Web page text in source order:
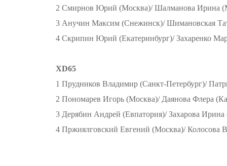
2 Смирнов Юрий (Москва)/ Шалманова Ирина
3 Анучин Максим (Снежинск)/ Шимановская
4 Скрипин Юрий (Екатеринбург)/ Захаренко
XD65
1 Прудников Владимир (Санкт-Петербург)/
2 Пономарев Игорь (Москва)/ Даянова Флера
3 Дерябин Андрей (Евпатория)/ Захарова
4 Пржиялговский Евгений (Москва)/ Колосова